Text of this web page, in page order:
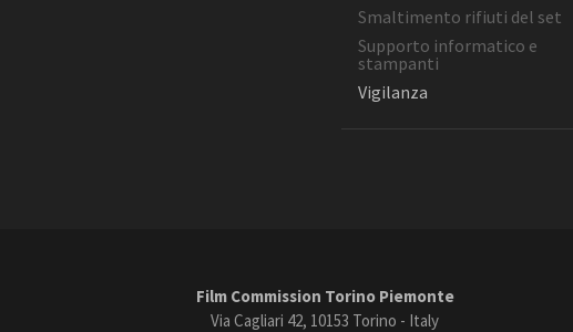
Smaltimento rifiuti del set
Supporto informatico e
stampanti
Vigilanza
Film Commission Torino Piemonte
Via Cagliari 42, 10153 Torino - Italy